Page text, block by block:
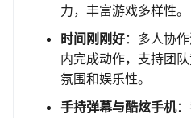
力，丰富游戏多样性。
时间刚刚好：多人协
内完成动作，支持团
氛围和娱乐性。
手持弹幕与酷炫手机